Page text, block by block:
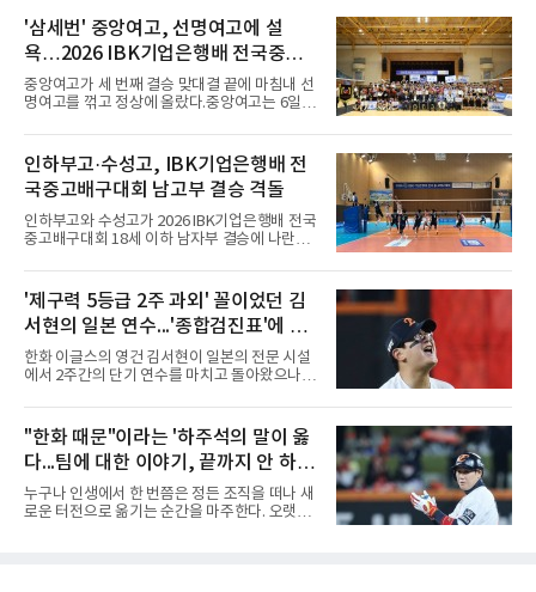
어, 빅리그 경력을 지닌 내외야수 배지환까지 연
달아 뉴욕 메츠 산하 마이너리그에서 방출 통보
를 받는 아픔을 겪었다. 두 선수의 동반 이탈은
메츠 구단이 유독 한국 선수들에게 '기회의 땅'이
아닌 '무덤'처럼 작용하고 있음을 방증하고 있다.
고교 시절 시속 160km에 달하는 강속구로 큰 스
리츠와 마이애미 말린스를 거쳐 메츠에 둥지를
틀며 반등을 노렸으나
'삼세번' 중앙여고, 선명여고에 설
욕…2026 IBK기업은행배 전국중고
배구대회 우승
중앙여고가 세 번째 결승 맞대결 끝에 마침내 선
명여고를 꺾고 정상에 올랐다.중앙여고는 6일
행배 전국중고배구대회 18세 이하 여자부 결승
에서 선명여고를 세트스코어 3-1(13-25, 25-14,
25-17, 25-10)로 물리치고 우승을 차지했다.첫
세트를 13-25로 내주며 불안하게 출발한 중앙여
고는 이후 조직력을 되찾아 2세트부터 경기 주
도권을 완전히 장악했다. 강한 서브와 탄탄한 수
비를 앞세워 내리 세 세트를 따내며 짜릿한 역전
권대회 결승에서 모두 선명여고에 패해 준우승
에 머물렀다. 그러나 세 번째
인하부고·수성고, IBK기업은행배 전
국중고배구대회 남고부 결승 격돌
인하부고와 수성고가 2026 IBK기업은행배 전국
중고배구대회 18세 이하 남자부 결승에 나란히
하부고는 5일 충북 제천실내체육관에서 열린 대
회 남자 18세 이하부 준결승에서 남성고를 세트
스코어 3-1(25-17, 17-25, 25-21, 25-17)로 꺾
고 결승행 티켓을 따냈다. 인하부고는 높은 공격
성공률을 앞세워 경기 주도권을 잡으며 승리를
거뒀다.수성고도 준결승에서 속초고를 상대로
안정된 조직력을 바탕으로 3-1(25-23, 25-16,
고는 인하부고와 우승을 다툴 기회를 잡았다.여
자 18세 이하부에서는 중앙여고
'제구력 5등급 2주 과외' 꼴이었던 김
서현의 일본 연수...'종합검진표'에 불
과
한화 이글스의 영건 김서현이 일본의 전문 시설
에서 2주간의 단기 연수를 마치고 돌아왔으나,
출하며 야구 팬들과 전문가들 사이에 씁쓸한 뒷
맛을 남기고 있다.출국 당시만 해도 선수의 고질
적인 제구 문제를 해결할 특효약이 될 것처럼 포
장되었던 이번 연수는, 뚜껑을 열어보니 '제구력
5등급에게 2주짜리 족집게 과외를 붙여 1등급을
기대한 꼴'이었다는 냉정한 평가를 피하기 어렵
게 됐다.야구에서 투수의 제구력은 오랜 시간 투
"한화 때문"이라는 '하주석의 말이 옳
다...팀에 대한 이야기, 끝까지 안 하는
게 도리
누구나 인생에서 한 번쯤은 정든 조직을 떠나 새
로운 터전으로 옮기는 순간을 마주한다. 오랫동